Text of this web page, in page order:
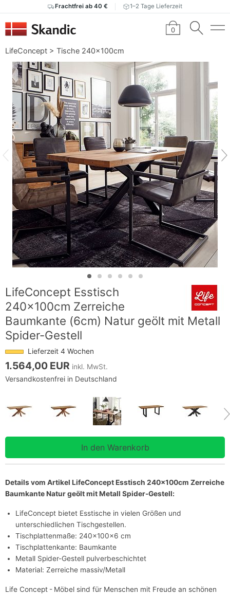
Frachtfrei ab 40 € 1–2 Tage Lieferzeit
0
LifeConcept > Tische 240x100cm
LifeConcept Esstisch
240x100cm Zerreiche
Baumkante (6cm) Natur geölt mit Metall
Spider-Gestell
Lieferzeit 4 Wochen
1.564,00 EUR inkl. MwSt.
Versandkostenfrei in Deutschland
Details vom Artikel LifeConcept Esstisch 240x100cm Zerreiche
Baumkante Natur geölt mit Metall Spider-Gestell:
LifeConcept bietet Esstische in vielen Größen und
unterschiedlichen Tischgestellen.
Tischplattenmaße: 240x100x6 cm
Tischplattenkante: Baumkante
Metall Spider-Gestell pulverbeschichtet
Material: Zerreiche massiv/Metall
Life Concept - Möbel sind für Menschen mit Freude an schönen